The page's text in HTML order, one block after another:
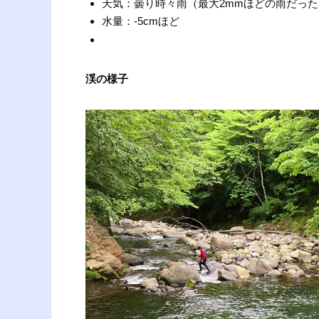
天気：曇り時々雨（最大2mmほどの雨だっ
水量：-5cmほど
渓の様子